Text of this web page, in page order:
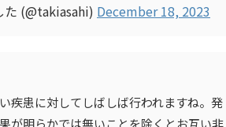
(@takiasahi) December 18, 2023
疾患に対してしばしば行われますね。発
が明らかでは無いことを除くとお互い非